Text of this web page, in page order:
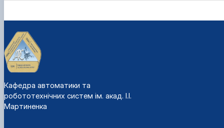
Кафедра автоматики та
робототехнічних систем ім. акад. І.І.
Мартиненка